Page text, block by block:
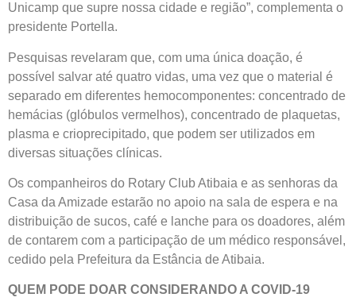
Unicamp que supre nossa cidade e região”, complementa o
presidente Portella.
Pesquisas revelaram que, com uma única doação, é
possível salvar até quatro vidas, uma vez que o material é
separado em diferentes hemocomponentes: concentrado de
hemácias (glóbulos vermelhos), concentrado de plaquetas,
plasma e crioprecipitado, que podem ser utilizados em
diversas situações clínicas.
Os companheiros do Rotary Club Atibaia e as senhoras da
Casa da Amizade estarão no apoio na sala de espera e na
distribuição de sucos, café e lanche para os doadores, além
de contarem com a participação de um médico responsável,
cedido pela Prefeitura da Estância de Atibaia.
QUEM PODE DOAR CONSIDERANDO A COVID-19